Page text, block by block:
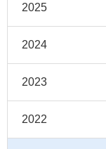
2025
2024
2023
2022